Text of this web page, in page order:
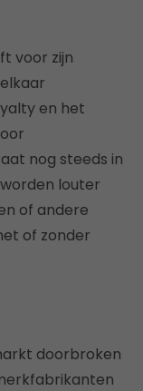
voor zijn
en het
nog steeds in
louter
of andere
of zonder
doorbroken